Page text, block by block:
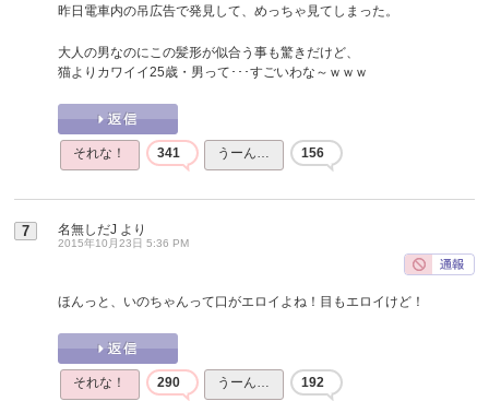
昨日電車内の吊広告で発見して、めっちゃ見てしまった。
大人の男なのにこの髪形が似合う事も驚きだけど、
猫よりカワイイ25歳・男って･･･すごいわな～ｗｗｗ
それな！ 341 うーん… 156
7 名無しだJ より
2015年10月23日 5:36 PM
ほんっと、いのちゃんって口がエロイよね！目もエロイけど！
それな！ 290 うーん… 192